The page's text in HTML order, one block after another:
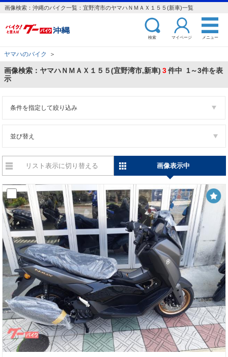
画像検索：沖縄のバイク一覧：宜野湾市のヤマハＮＭＡＸ１５５(新車)一覧
検索 マイページ メニュー
ヤマハのバイク ＞
画像検索：ヤマハＮＭＡＸ１５５(宜野湾市,新車) 3件中 1～3件を表
示
条件を指定して絞り込み
並び替え
リスト表示に切り替える 画像表示中